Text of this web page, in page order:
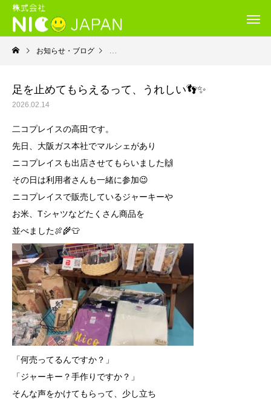
お知らせ・ブログ 就労継続支援Ｂ型・ニコプレイス
足を止めてもらえるって、うれしい👣✨
2026.02.14
二コプレイスの高田です。
先日、大阪ガス本社でマルシェがあり
ニコプレイスも出店させてもらいました🙌
その日は利用者さんも一緒に参加😉
ニコプレイスで販売しているジャーキーや
お米、Tシャツなどたくさん商品を
並べました🍖🌾👕
「何売ってるんですか？」
「ジャーキー？手作りですか？」
そんな声をかけてもらって、少し立ち